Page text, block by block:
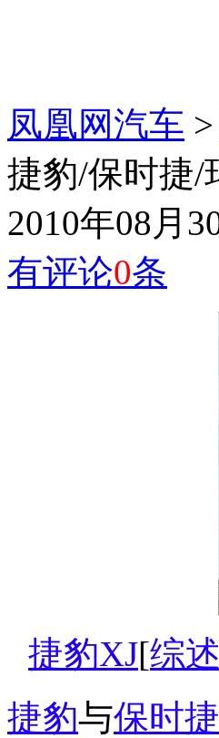
凤凰网汽车 >
捷豹/保时捷/
2010年08月
有评论0条
捷豹XJ[综述
捷豹与保时捷